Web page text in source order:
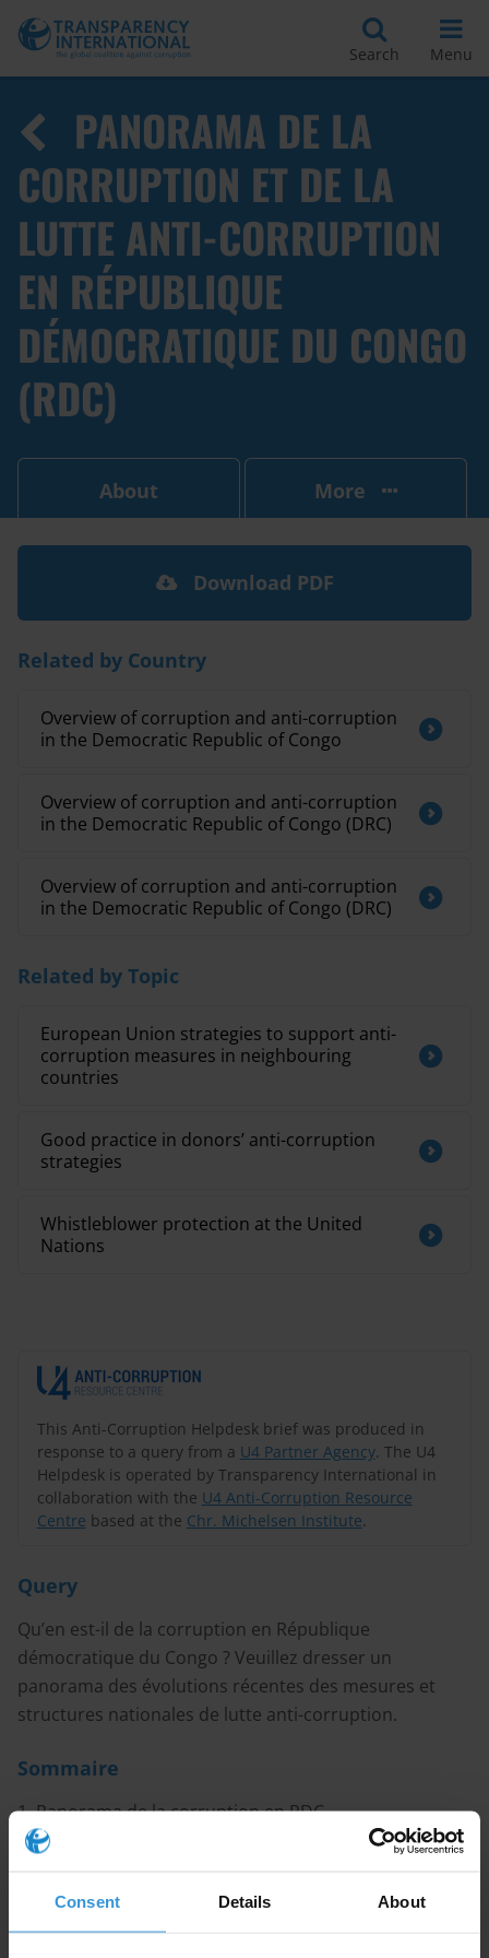
Consent Details About
Search Menu
PANORAMA DE LA
CORRUPTION ET DE LA
LUTTE ANTI-CORRUPTION
EN RÉPUBLIQUE
DÉMOCRATIQUE DU CONGO
(RDC)
About More
This Anti-Corruption Helpdesk brief was produced in
response to a query from a U4 Partner Agency. The U4
Helpdesk is operated by Transparency International in
collaboration with the U4 Anti-Corruption Resource
Centre based at the Chr. Michelsen Institute.
Query
Qu’en est-il de la corruption en République
démocratique du Congo ? Veuillez dresser un
panorama des évolutions récentes des mesures et
structures nationales de lutte anti-corruption.
Sommaire
1. Panorama de la corruption en RDC
2. Efforts de lutte anti-corruption en RDC
Download PDF
Related by Country
Overview of corruption and anti-corruption
in the Democratic Republic of Congo
Overview of corruption and anti-corruption
in the Democratic Republic of Congo (DRC)
Overview of corruption and anti-corruption
in the Democratic Republic of Congo (DRC)
Related by Topic
European Union strategies to support anti-
corruption measures in neighbouring
countries
Good practice in donors’ anti-corruption
strategies
Whistleblower protection at the United
Nations